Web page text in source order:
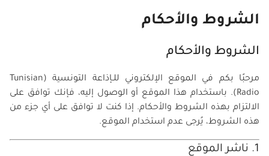
الشروط والأحكام
الشروط والأحكام
مرحبًا بكم في الموقع الإلكتروني للـإذاعة التونسية (Tunisian
Radio). باستخدام هذا الموقع أو الوصول إليه، فإنك توافق على
الالتزام بهذه الشروط والأحكام. إذا كنت لا توافق على أي جزء من
هذه الشروط، يُرجى عدم استخدام الموقع.
1. ناشر الموقع